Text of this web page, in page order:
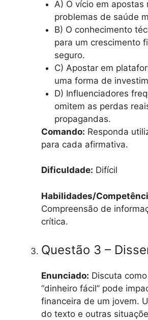
A) O vício em apostas
problemas de saúde
B) O conhecimento
para um crescimento
seguro.
C) Apostar em
uma forma de
D) Influenciadores
omitem as perdas
propagandas.
Comando: Responda
para cada afirmativa.
Dificuldade: Difícil
Habilidades/
Compreensão de
crítica.
Questão 3 –
Enunciado: Discuta
“dinheiro fácil” pode
financeira de um jovem.
do texto e outras